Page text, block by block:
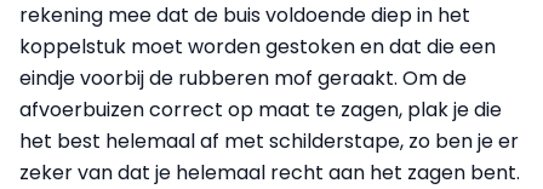
rekening mee dat de buis voldoende diep in het
koppelstuk moet worden gestoken en dat die een
eindje voorbij de rubberen mof geraakt. Om de
afvoerbuizen correct op maat te zagen, plak je die
het best helemaal af met schilderstape, zo ben je er
zeker van dat je helemaal recht aan het zagen bent.